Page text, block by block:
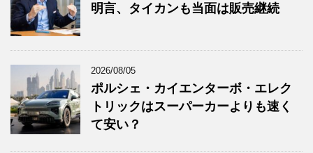
明言、タイカンも当面は販売継続
2026/08/05
ポルシェ・カイエンターボ・エレク
トリックはスーパーカーよりも速く
て安い？